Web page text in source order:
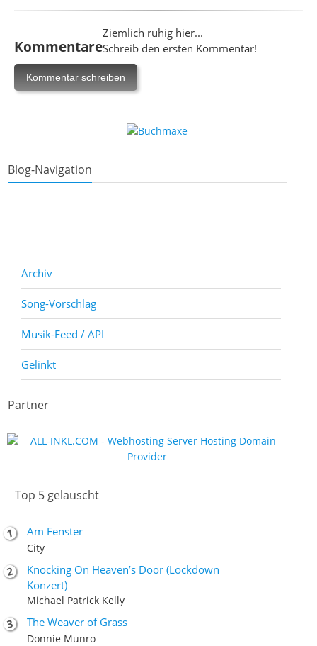
Kommentare
Ziemlich ruhig hier...
Schreib den ersten Kommentar!
Blog-Navigation
Archiv
Song-Vorschlag
Musik-Feed / API
Gelinkt
Partner
Top 5 gelauscht
Am Fenster
City
Knocking On Heaven’s Door (Lockdown
Konzert)
Michael Patrick Kelly
The Weaver of Grass
Donnie Munro